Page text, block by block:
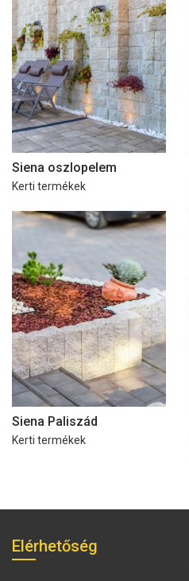
Siena oszlopelem
Kerti termékek
Siena Paliszád
Kerti termékek
Elérhetőség